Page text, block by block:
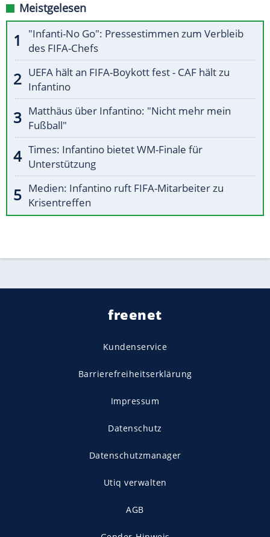
Meistgelesen
"Infanti-No Go": Pressestimmen zum Verbleib
des FIFA-Chefs
UEFA hält an FIFA-Boykott fest - CAF hält zu
Infantino
Matthäus über Infantino: "Nicht mehr mein
Fußball"
Times: Infantino bietet WM-Finale für
Unterstützung
Medien: Infantino ruft FIFA-Mitarbeiter zu
Krisentreffen
freenet
Kundenservice
Barrierefreiheitserklärung
Impressum
Datenschutz
Datenschutzmanager
Utiq verwalten
AGB